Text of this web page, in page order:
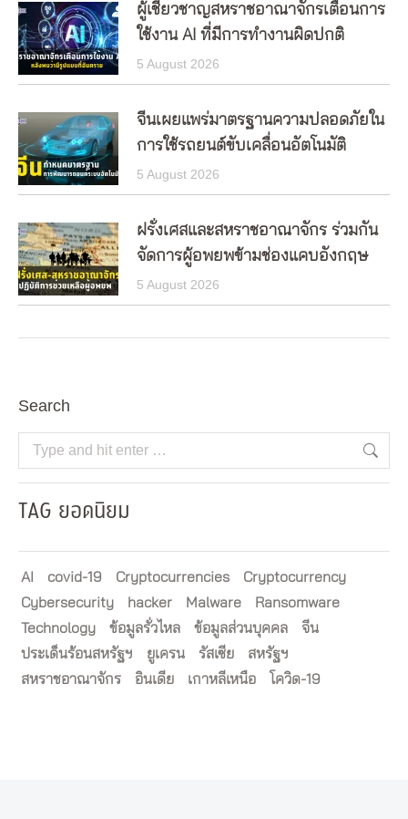
ผู้เชี่ยวชาญสหราชอาณาจักรเตือนการ
ใช้งาน AI ที่มีการทำงานผิดปกติ
5 August 2026
จีนเผยแพร่มาตรฐานความปลอดภัยใน
การใช้รถยนต์ขับเคลื่อนอัตโนมัติ
5 August 2026
ฝรั่งเศสและสหราชอาณาจักร ร่วมกัน
จัดการผู้อพยพข้ามช่องแคบอังกฤษ
5 August 2026
Search
Search:
TAG ยอดนิยม
AI covid-19 Cryptocurrencies
Cryptocurrency
Cybersecurity
hacker Malware
Ransomware
Technology
ข้อมูลรั่วไหล ข้อมูลส่วนบุคคล
จีน
ประเด็นร้อนสหรัฐฯ
ยูเครน รัสเซีย
สหรัฐฯ
สหราชอาณาจักร
อินเดีย เกาหลีเหนือ โควิด-19